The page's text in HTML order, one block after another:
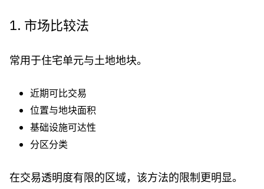
1. 市场比较法
常用于住宅单元与土地地块。
近期可比交易
位置与地块面积
基础设施可达性
分区分类
在交易透明度有限的区域，该方法的限制更明显。